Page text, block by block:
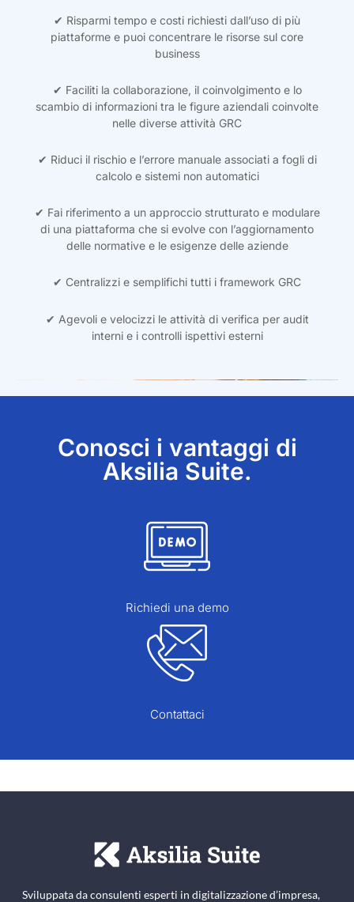
✔ Risparmi tempo e costi richiesti dall’uso di più
piattaforme e puoi concentrare le risorse sul core
business
✔ Faciliti la collaborazione, il coinvolgimento e lo
scambio di informazioni tra le figure aziendali coinvolte
nelle diverse attività GRC
✔ Riduci il rischio e l’errore manuale associati a fogli di
calcolo e sistemi non automatici
✔ Fai riferimento a un approccio strutturato e modulare
di una piattaforma che si evolve con l’aggiornamento
delle normative e le esigenze delle aziende
✔ Centralizzi e semplifichi tutti i framework GRC
✔ Agevoli e velocizzi le attività di verifica per audit
interni e i controlli ispettivi esterni
Conosci i vantaggi di
Aksilia Suite.
Richiedi una demo
Contattaci
Sviluppata da consulenti esperti in digitalizzazione d’impresa,